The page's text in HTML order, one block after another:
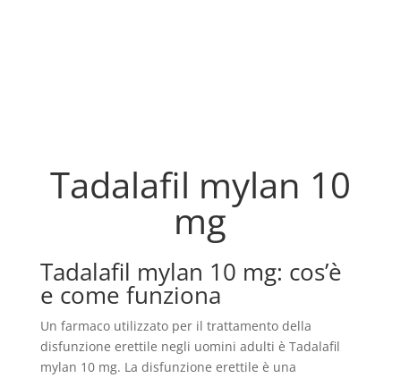
Tadalafil mylan 10
mg
Tadalafil mylan 10 mg: cos’è
e come funziona
Un farmaco utilizzato per il trattamento della
disfunzione erettile negli uomini adulti è Tadalafil
mylan 10 mg. La disfunzione erettile è una